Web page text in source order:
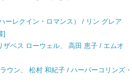
ーレクイン・ロマンス） / リン グレア
]
ベス ローウェル、 高田 恵子 / エムオ
ウン、 松村 和紀子 / ハーパーコリンズ・